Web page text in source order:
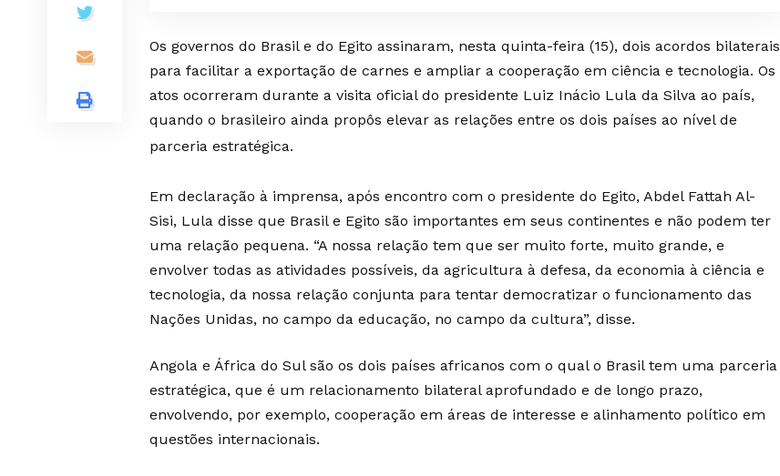
Os governos do Brasil e do Egito assinaram, nesta quinta-feira (15), dois acordos bilaterais
para facilitar a exportação de carnes e ampliar a cooperação em ciência e tecnologia. Os
atos ocorreram durante a visita oficial do presidente Luiz Inácio Lula da Silva ao país,
quando o brasileiro ainda propôs elevar as relações entre os dois países ao nível de
parceria estratégica.
Em declaração à imprensa, após encontro com o presidente do Egito, Abdel Fattah Al-
Sisi, Lula disse que Brasil e Egito são importantes em seus continentes e não podem ter
uma relação pequena. “A nossa relação tem que ser muito forte, muito grande, e
envolver todas as atividades possíveis, da agricultura à defesa, da economia à ciência e
tecnologia, da nossa relação conjunta para tentar democratizar o funcionamento das
Nações Unidas, no campo da educação, no campo da cultura”, disse.
Angola e África do Sul são os dois países africanos com o qual o Brasil tem uma parceria
estratégica, que é um relacionamento bilateral aprofundado e de longo prazo,
envolvendo, por exemplo, cooperação em áreas de interesse e alinhamento político em
questões internacionais.